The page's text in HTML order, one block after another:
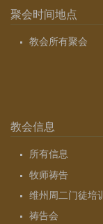
聚会时间地点
教会所有聚会
教会信息
所有信息
牧师祷告
维州周二门徒培训
祷告会